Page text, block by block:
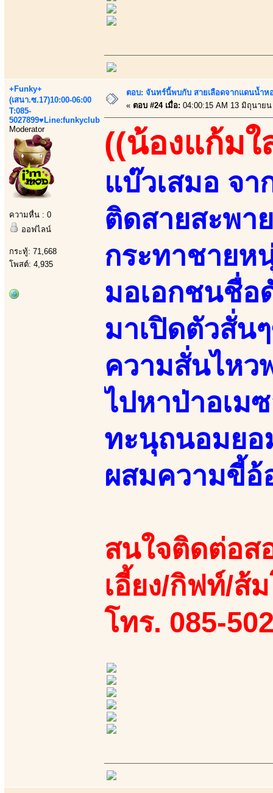
+Funky+
(เสนา.ซ.17)10:00-06:00
T:085-
5027899♥Line:funkyclub
Moderator
ความหื่น : 0
ออฟไลน์
กระทู้: 71,668
โพสต์: 4,935
ตอบ: จันทร์นี้พบกับ สายเลือดจากแดนน้ำ
« ตอบ #24 เมื่อ: 04:00:15 AM 13 มิถุนายน
((น้องแก้มใ
แบ๊วเสมอ จา
ติดสายสะพา
กระทาชายห
มอเอกชนชื่อ
มาเปิดตัวสั่น
ความสั่นไหว
ไปหาป่าอเม
ทะนุถนอมยอ
ผสมความขี้
สนใจติดต่อส
เอี้ยง/กิฟท์/ส้
โทร. 085-